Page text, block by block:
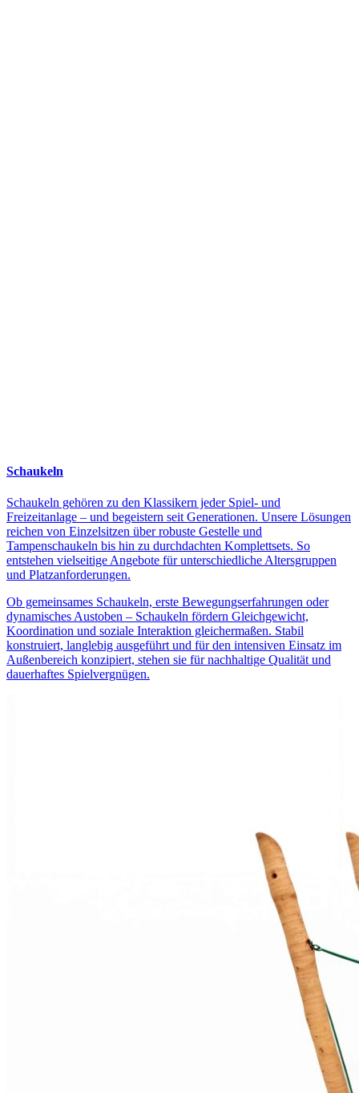
Schaukeln
Schaukeln gehören zu den Klassikern jeder Spiel- und
Freizeitanlage – und begeistern seit Generationen. Unsere Lösungen
reichen von Einzelsitzen über robuste Gestelle und
Tampenschaukeln bis hin zu durchdachten Komplettsets. So
entstehen vielseitige Angebote für unterschiedliche Altersgruppen
und Platzanforderungen.
Ob gemeinsames Schaukeln, erste Bewegungserfahrungen oder
dynamisches Austoben – Schaukeln fördern Gleichgewicht,
Koordination und soziale Interaktion gleichermaßen. Stabil
konstruiert, langlebig ausgeführt und für den intensiven Einsatz im
Außenbereich konzipiert, stehen sie für nachhaltige Qualität und
dauerhaftes Spielvergnügen.